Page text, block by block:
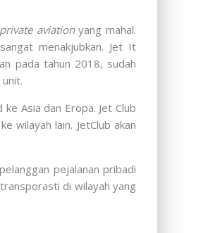
private aviationyang mahal.
menakjubkan. Jet It
pada tahun 2018, sudah
Asia dan Eropa. Jet Club
wilayah lain. JetClub akan
pejalanan pribadi
di wilayah yang